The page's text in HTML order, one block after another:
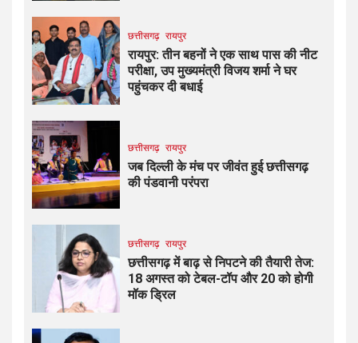
छत्तीसगढ़ रायपुर
रायपुर: तीन बहनों ने एक साथ पास की नीट
परीक्षा, उप मुख्यमंत्री विजय शर्मा ने घर
पहुंचकर दी बधाई
छत्तीसगढ़ रायपुर
जब दिल्ली के मंच पर जीवंत हुई छत्तीसगढ़
की पंडवानी परंपरा
छत्तीसगढ़ रायपुर
छत्तीसगढ़ में बाढ़ से निपटने की तैयारी तेज:
18 अगस्त को टेबल-टॉप और 20 को होगी
मॉक ड्रिल